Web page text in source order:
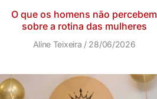
O que os homens não percebem
sobre a rotina das mulheres
Aline Teixeira 28/06/2026